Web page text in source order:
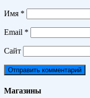
Имя *
Email *
Сайт
Магазины